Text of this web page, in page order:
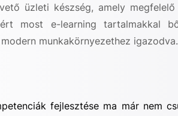
üzleti készség, amely
most e-learning tartalmakkal
munkakörnyezethez igazodva.
fejlesztése ma már nem